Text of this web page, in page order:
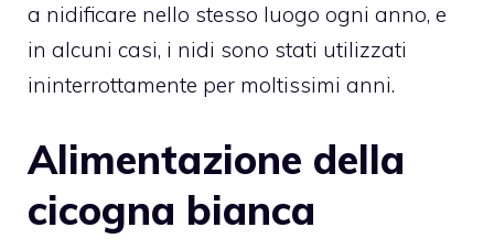
a nidificare nello stesso luogo ogni anno, e
in alcuni casi, i nidi sono stati utilizzati
ininterrottamente per moltissimi anni.
Alimentazione della
cicogna bianca